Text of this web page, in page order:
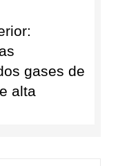
gases de
alta